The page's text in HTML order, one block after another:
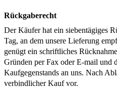
Rückgaberecht
Der Käufer hat ein siebentägiges
Tag, an dem unsere Lieferung
genügt ein schriftliches
Gründen per Fax oder E-mail und
Kaufgegenstands an uns. Nach
verbindlicher Kauf vor.